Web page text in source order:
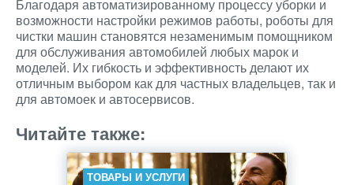
Благодаря автоматизированному процессу уборки и
возможности настройки режимов работы, роботы для
чистки машин становятся незаменимым помощником
для обслуживания автомобилей любых марок и
моделей. Их гибкость и эффективность делают их
отличным выбором как для частных владельцев, так и
для автомоек и автосервисов.
Читайте также:
ТОВАРЫ И УСЛУГИ